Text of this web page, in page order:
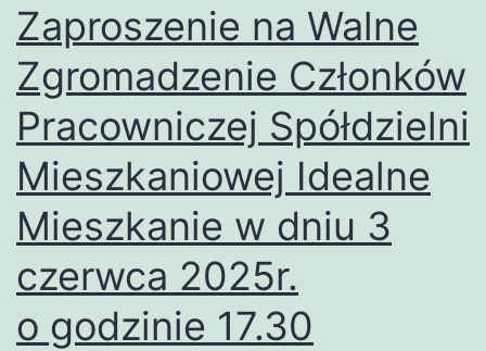
Zaproszenie na Walne
Zgromadzenie Członków
Pracowniczej Spółdzielni
Mieszkaniowej Idealne
Mieszkanie w dniu 3
czerwca 2025r.
o godzinie 17.30